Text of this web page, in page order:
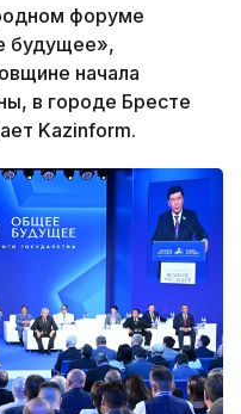
форуме
будущее»,
начала
в городе Бресте
Kazinform.